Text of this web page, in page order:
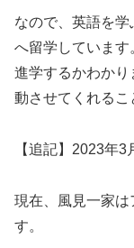
なので、英語を
へ留学していま
進学するかわか
動させてくれるこ
【追記】2023年3
現在、風見一家は
す。